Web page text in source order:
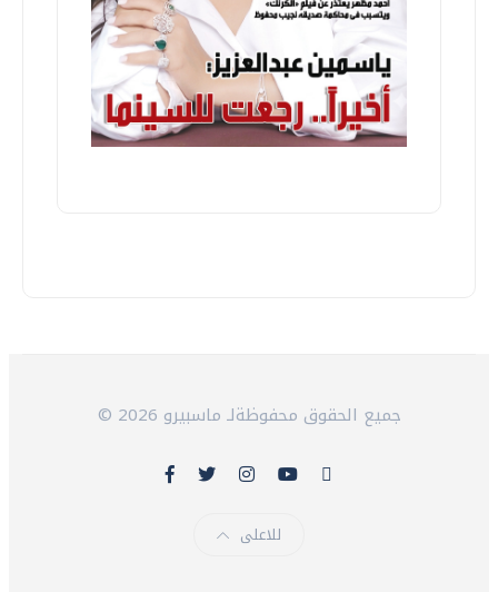
© 2026 جميع الحقوق محفوظةلـ ماسبيرو
للاعلى